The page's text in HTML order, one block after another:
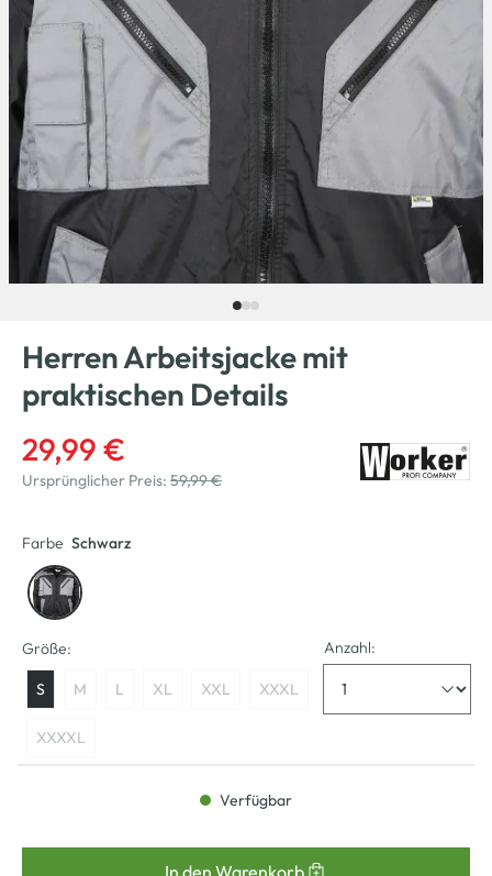
Herren Arbeitsjacke mit
praktischen Details
29,99 €
Ursprünglicher Preis: 59,99 €
Farbe Schwarz
Größe:
S M L XL XXL XXXL
XXXXL
Anzahl:
Verfügbar
In den Warenkorb